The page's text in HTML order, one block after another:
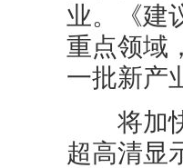
业。《建
重点领域
一批新产
将加快
超高清显